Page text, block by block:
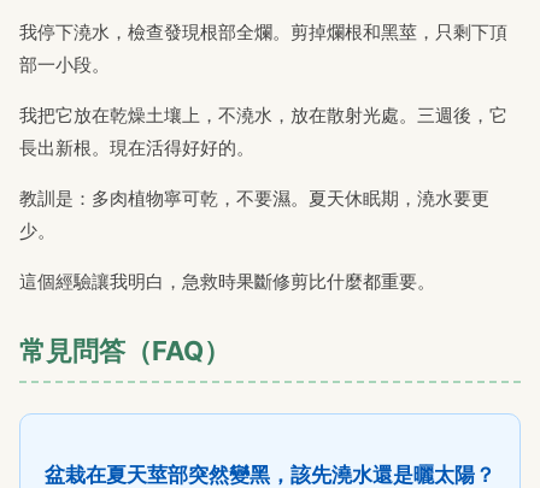
我停下澆水，檢查發現根部全爛。剪掉爛根和黑莖，只剩下頂
部一小段。
我把它放在乾燥土壤上，不澆水，放在散射光處。三週後，它
長出新根。現在活得好好的。
教訓是：多肉植物寧可乾，不要濕。夏天休眠期，澆水要更
少。
這個經驗讓我明白，急救時果斷修剪比什麼都重要。
常見問答（FAQ）
盆栽在夏天莖部突然變黑，該先澆水還是曬太陽？